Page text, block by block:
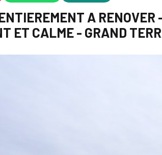
A
ET CALME - GRAND